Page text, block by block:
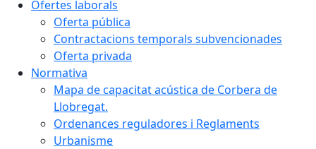
Ofertes laborals
Oferta pública
Contractacions temporals subvencionades
Oferta privada
Normativa
Mapa de capacitat acústica de Corbera de
Llobregat.
Ordenances reguladores i Reglaments
Urbanisme